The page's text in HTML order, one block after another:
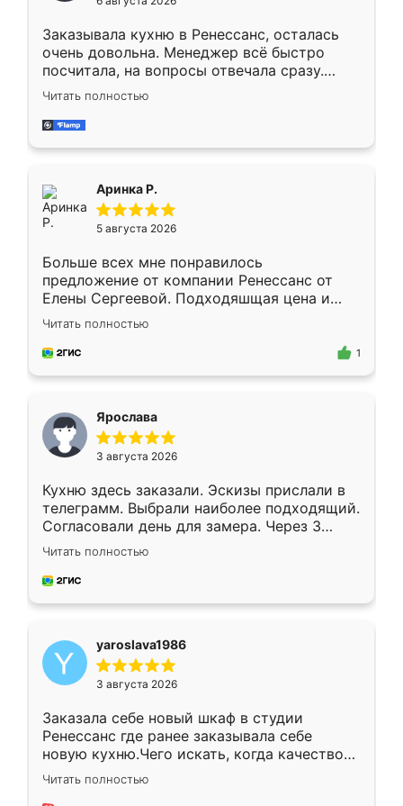
мебели буду заказывать только здесь.
Заказывала кухню в Ренессанс, осталась
очень довольна. Менеджер всё быстро
посчитала, на вопросы отвечала сразу.
Замерщик приехал в субботу, подошёл к
делу со всей ответственностью. Собрали
за день, ребята работали аккуратно, даже
Читать полностью
Аринка Р.
5 августа 2026
Больше всех мне понравилось
предложение от компании Ренессанс от
Елены Сергеевой. Подходяшщая цена и
короткие сроки изготовления. Приехавший
для замера сотрудник Владислав
предложил по моему эскизу самый
Читать полностью
1
Ярослава
3 августа 2026
Кухню здесь заказали. Эскизы прислали в
телеграмм. Выбрали наиболее подходящий.
Согласовали день для замера. Через 3
недели кухня была уже готова. Остались
довольны работой. Спасибо Ренессанс
мебель за качественную работу!
Читать полностью
yaroslava1986
3 августа 2026
Заказала себе новый шкаф в студии
Ренессанс где ранее заказывала себе
новую кухню.Чего искать, когда качеством
вполне довольна. Служит кухня уже почти
два года, нареканий нет.
Читать полностью